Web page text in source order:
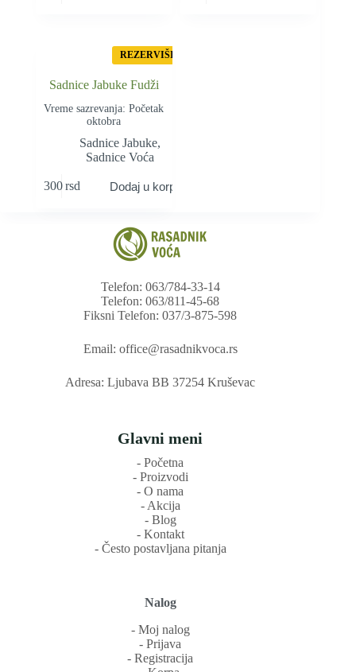
REZERVIŠI
Sadnice Jabuke Fudži
Vreme sazrevanja: Početak
oktobra
Sadnice Jabuke,
Sadnice Voća
300rsd Dodaj u korpu
Telefon: 063/784-33-14
Telefon: 063/811-45-68
Fiksni Telefon: 037/3-875-598
Email: office@rasadnikvoca.rs
Adresa: Ljubava BB 37254 Kruševac
Glavni meni
‐ Početna
‐ Proizvodi
‐ O nama
‐ Akcija
‐ Blog
‐ Kontakt
‐ Često postavljana pitanja
Nalog
‐ Moj nalog
‐ Prijava
‐ Registracija